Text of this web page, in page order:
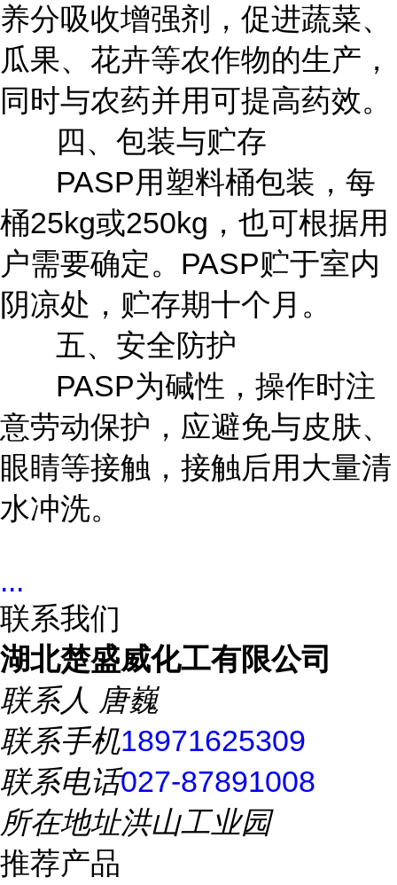
养分吸收增强剂，促进蔬菜、
瓜果、花卉等农作物的生产，
同时与农药并用可提高药效。
四、包装与贮存
PASP用塑料桶包装，每
桶25kg或250kg，也可根据用
户需要确定。PASP贮于室内
阴凉处，贮存期十个月。
五、安全防护
PASP为碱性，操作时注
意劳动保护，应避免与皮肤、
眼睛等接触，接触后用大量清
水冲洗。
...
联系我们
湖北楚盛威化工有限公司
联系人 唐巍
联系手机18971625309
联系电话027-87891008
所在地址洪山工业园
推荐产品